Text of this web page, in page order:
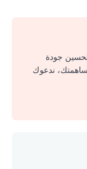
جودة
ندعوك